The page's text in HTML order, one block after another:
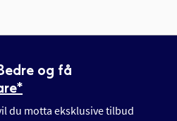
og få
du motta eksklusive tilbud